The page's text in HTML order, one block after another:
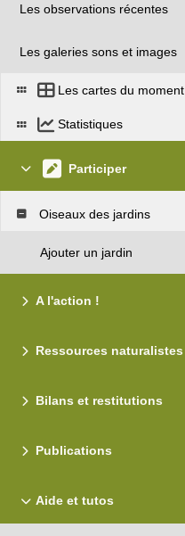
Les observations récentes
Les galeries sons et images
Les cartes du moment
Statistiques
Participer
Oiseaux des jardins
Ajouter un jardin
A l'action !
Ressources naturalistes
Bilans et restitutions
Publications
Aide et tutos